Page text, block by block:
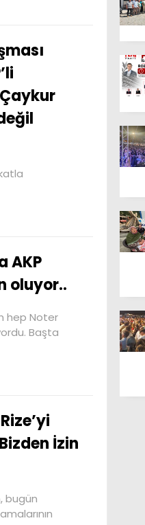
AKP
oluyor..
hep Noter
Başta
İzin
bugün